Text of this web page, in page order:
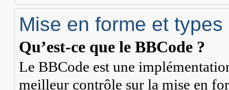
Mise en forme et
Qu’est-ce que le BBCode ?
Le BBCode est une
meilleur contrôle sur la mise en